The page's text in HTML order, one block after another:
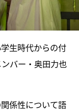
生時代からの付
バー・奥田力也
係性について語